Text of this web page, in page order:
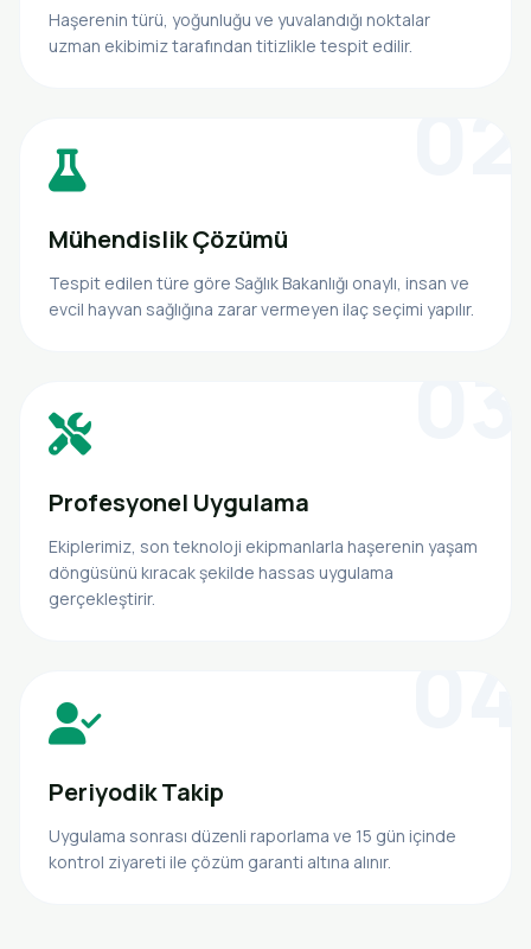
Haşerenin türü, yoğunluğu ve yuvalandığı noktalar
uzman ekibimiz tarafından titizlikle tespit edilir.
Mühendislik Çözümü
Tespit edilen türe göre Sağlık Bakanlığı onaylı, insan ve
evcil hayvan sağlığına zarar vermeyen ilaç seçimi yapılır.
Profesyonel Uygulama
Ekiplerimiz, son teknoloji ekipmanlarla haşerenin yaşam
döngüsünü kıracak şekilde hassas uygulama
gerçekleştirir.
Periyodik Takip
Uygulama sonrası düzenli raporlama ve 15 gün içinde
kontrol ziyareti ile çözüm garanti altına alınır.